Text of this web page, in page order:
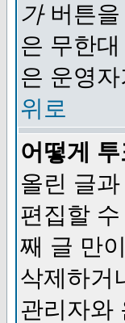
가버튼을
은 무한
은 운영
위로
어떻게
올린 글
편집할
째 글 만
삭제하거
관리자와